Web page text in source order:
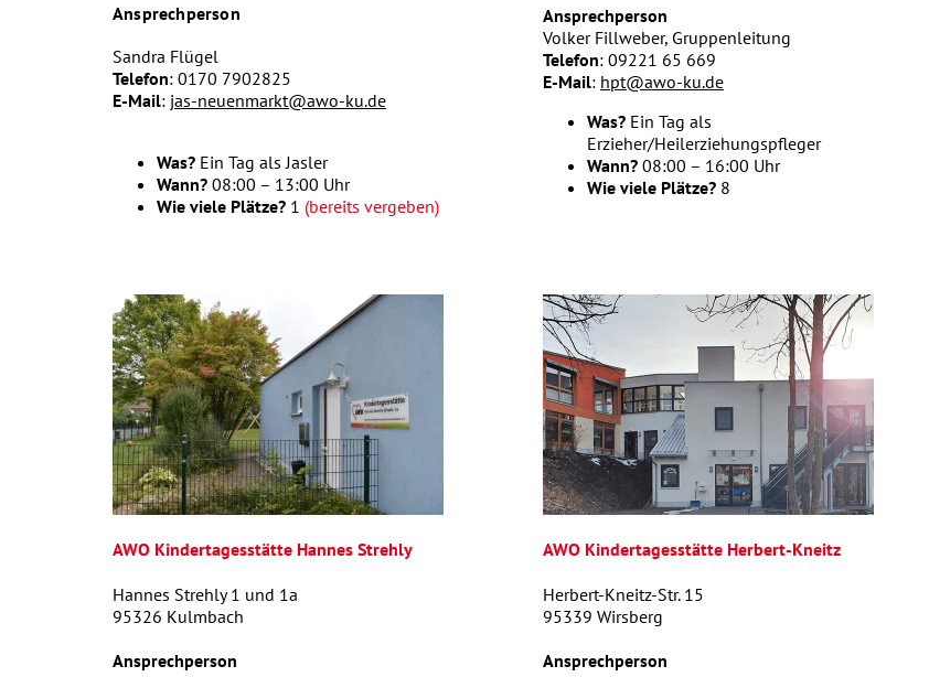
Ansprechperson
Sandra Flügel
Telefon: 0170 7902825
E-Mail: jas-neuenmarkt@awo-ku.de
Was? Ein Tag als Jasler
Wann? 08:00 – 13:00 Uhr
Wie viele Plätze? 1 (bereits vergeben)
Ansprechperson
Volker Fillweber, Gruppenleitung
Telefon: 09221 65 669
E-Mail: hpt@awo-ku.de
Was? Ein Tag als
Erzieher/Heilerziehungspfleger
Wann? 08:00 – 16:00 Uhr
Wie viele Plätze? 8
AWO Kindertagesstätte Hannes Strehly
Hannes Strehly 1 und 1a
95326 Kulmbach
Ansprechperson
AWO Kindertagesstätte Herbert-Kneitz
Herbert-Kneitz-Str. 15
95339 Wirsberg
Ansprechperson